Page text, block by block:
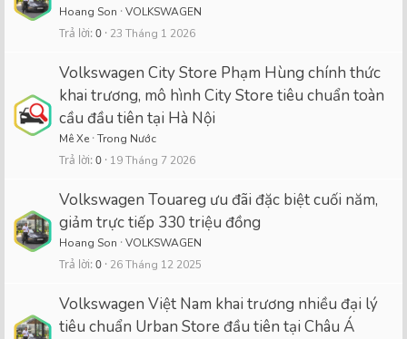
Hoang Son VOLKSWAGEN
Trả lời 0 23 Tháng 1 2026
Volkswagen City Store Phạm Hùng chính thức
khai trương, mô hình City Store tiêu chuẩn toàn
cầu đầu tiên tại Hà Nội
Mê Xe Trong Nước
Trả lời 0 19 Tháng 7 2026
Volkswagen Touareg ưu đãi đặc biệt cuối năm,
giảm trực tiếp 330 triệu đồng
Hoang Son VOLKSWAGEN
Trả lời 0 26 Tháng 12 2025
Volkswagen Việt Nam khai trương nhiều đại lý
tiêu chuẩn Urban Store đầu tiên tại Châu Á